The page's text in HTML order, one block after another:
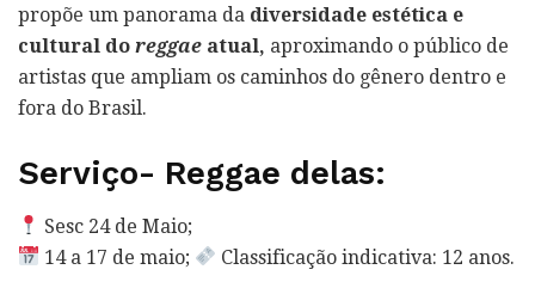
propõe um panorama da diversidade estética e
cultural do reggae atual, aproximando o público de
artistas que ampliam os caminhos do gênero dentro e
fora do Brasil.
Serviço- Reggae delas:
Sesc 24 de Maio;
14 a 17 de maio;
Classificação indicativa: 12 anos.